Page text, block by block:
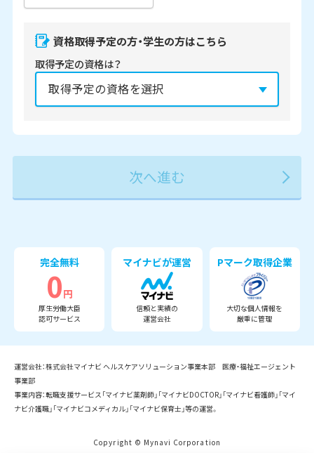
資格取得予定の方・学生の方はこちら
取得予定の資格は？
2027年 2028年 2029年 3月
完全無料
0円
厚生労働大臣
認可サービス
マイナビが運営
信頼と実績の
運営会社
Pマーク取得企業
大切な個人情報を
厳重に管理
運営会社：株式会社マイナビ ヘルスケアソリューション事業本部 医療・福祉エージェント
事業部
事業内容：転職支援サービス「マイナビ薬剤師」「マイナビDOCTOR」「マイナビ看護師」「マイ
ナビ介護職」「マイナビコメディカル」「マイナビ保育士」等の運営。
Copyright © Mynavi Corporation